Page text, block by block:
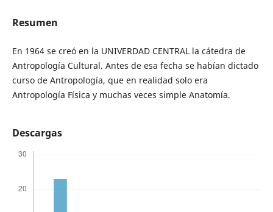
Resumen
En 1964 se creó en la UNIVERDAD CENTRAL la cátedra de
Antropología Cultural. Antes de esa fecha se habían dictado
curso de Antropología, que en realidad solo era
Antropología Física y muchas veces simple Anatomía.
Descargas